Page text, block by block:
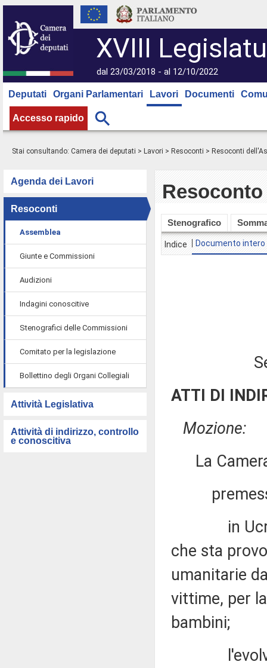
XVIII
dal 23/03/2018 - al 12/10/2022
Deputati Organi Parlamentari Lavori Documenti
Accesso rapido
Stai consultando: Camera dei deputati > Lavori > Resoconti > Resoconti
Agenda dei Lavori
Resoconti
Assemblea
Giunte e Commissioni
Audizioni
Indagini conoscitive
Stenografici delle Commissioni
Comitato per la legislazione
Bollettino degli Organi Collegiali
Attività Legislativa
Attività di indirizzo, controllo
e conoscitiva
Stenografico
Indice Documento intero
ATTI DI
Mozione:
La
in
che sta
umanitarie
vittime, per
bambini;
l'evolversi